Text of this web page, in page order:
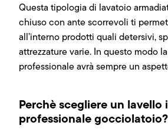
Questa tipologia di lavatoio
chiuso con ante scorrevoli ti
all’interno prodotti quali detersivi,
attrezzature varie. In questo modo
professionale avrà sempre un
Perchè scegliere un lavello
professionale gocciolatoio?